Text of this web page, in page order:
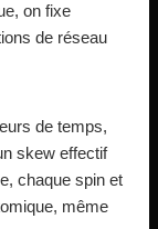
on fixe
de réseau
de temps,
skew effectif
chaque spin et
même